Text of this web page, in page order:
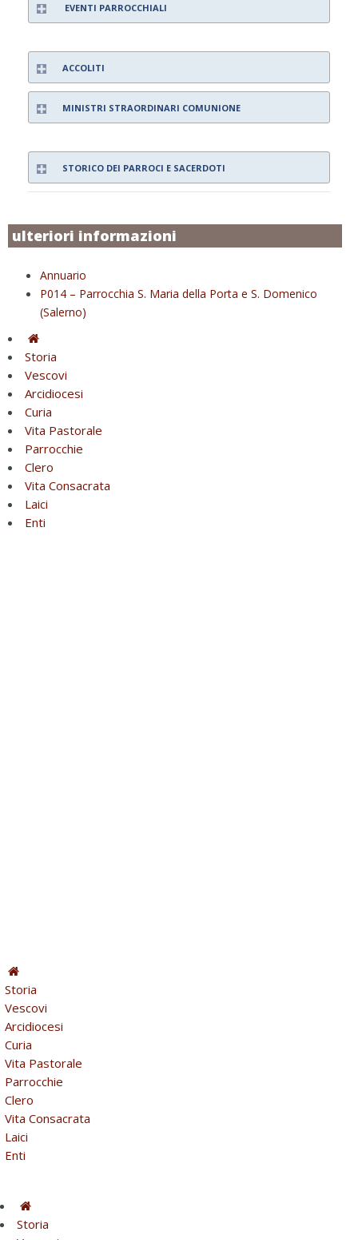
EVENTI PARROCCHIALI
ACCOLITI
MINISTRI STRAORDINARI COMUNIONE
STORICO DEI PARROCI E SACERDOTI
ulteriori informazioni
Annuario
P014 – Parrocchia S. Maria della Porta e S. Domenico
(Salerno)
Storia
Vescovi
Arcidiocesi
Curia
Vita Pastorale
Parrocchie
Clero
Vita Consacrata
Laici
Enti
Storia
Vescovi
Arcidiocesi
Curia
Vita Pastorale
Parrocchie
Clero
Vita Consacrata
Laici
Enti
Storia